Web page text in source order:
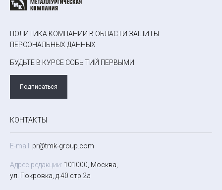
ПОЛИТИКА КОМПАНИИ В ОБЛАСТИ ЗАЩИТЫ
ПЕРСОНАЛЬНЫХ ДАННЫХ
БУДЬТЕ В КУРСЕ СОБЫТИЙ ПЕРВЫМИ
Подписаться
КОНТАКТЫ
E-mail: pr@tmk-group.com
Адрес редакции: 101000, Москва,
ул. Покровка, д.40 стр.2а